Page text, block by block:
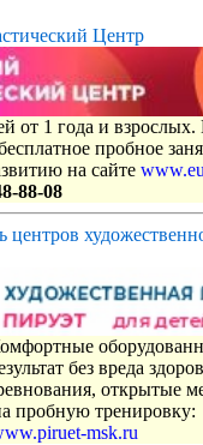
Центр
от 1 года и
пробное
на сайте
88-08
центров
без вреда
открытые
пробную тренировку:
msk.ru